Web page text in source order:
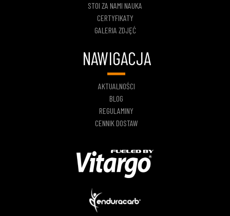
STOI ZA NAMI NAUKA
CERTYFIKATY
GALERIA ZDJĘĆ
NAWIGACJA
AKTUALNOŚCI
BLOG
REGULAMINY
CENNIK DOSTAW